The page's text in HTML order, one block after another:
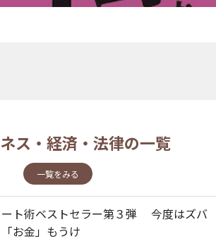
ス・経済・法律の一覧
一覧をみる
ート術ベストセラー第３弾 今度はズバ
「お金」もうけ